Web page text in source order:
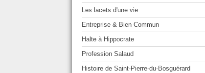
Les lacets d'une vie
Entreprise & Bien Commun
Halte à Hippocrate
Profession Salaud
Histoire de Saint-Pierre-du-Bosguérard